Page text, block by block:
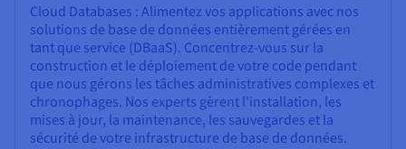
Cloud Databases : Alimentez vos applications avec nos
solutions de base de données entièrement gérées en
tant que service (DBaaS). Concentrez-vous sur la
construction et le déploiement de votre code pendant
que nous gérons les tâches administratives complexes et
chronophages. Nos experts gèrent l'installation, les
mises à jour, la maintenance, les sauvegardes et la
sécurité de votre infrastructure de base de données.